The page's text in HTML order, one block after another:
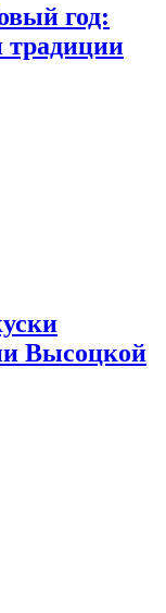
год:
традиции
Высоцкой